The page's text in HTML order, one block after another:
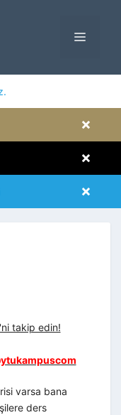
MENÜ
×
×
×
takip edin!
varsa bana
ders